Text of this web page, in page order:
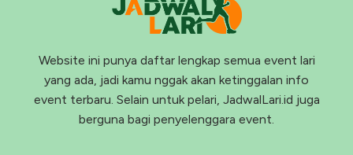
Website ini punya daftar lengkap semua event lari
yang ada, jadi kamu nggak akan ketinggalan info
event terbaru. Selain untuk pelari, JadwalLari.id juga
berguna bagi penyelenggara event.